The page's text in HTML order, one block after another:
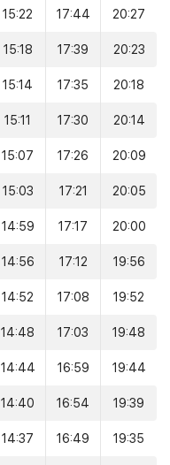
15:22 17:44 20:27
15:18 17:39 20:23
15:14 17:35 20:18
15:11 17:30 20:14
15:07 17:26 20:09
15:03 17:21 20:05
14:59 17:17 20:00
14:56 17:12 19:56
14:52 17:08 19:52
14:48 17:03 19:48
14:44 16:59 19:44
14:40 16:54 19:39
14:37 16:49 19:35